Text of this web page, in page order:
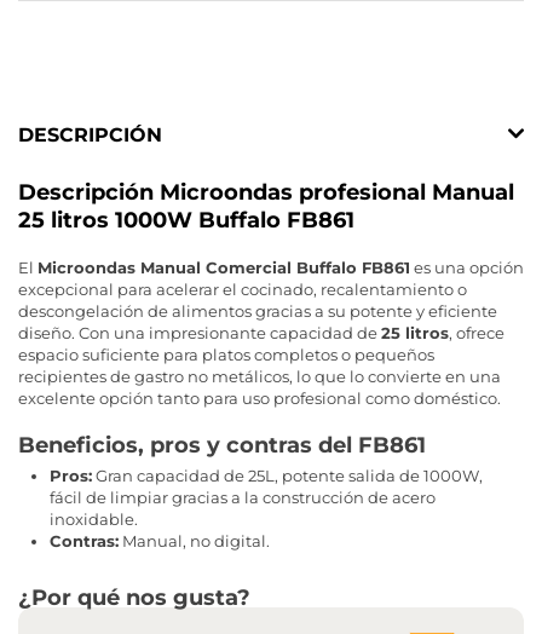
DESCRIPCIÓN
Descripción Microondas profesional Manual
25 litros 1000W Buffalo FB861
El Microondas Manual Comercial Buffalo FB861 es una opción
excepcional para acelerar el cocinado, recalentamiento o
descongelación de alimentos gracias a su potente y eficiente
diseño. Con una impresionante capacidad de25 litros, ofrece
espacio suficiente para platos completos o pequeños
recipientes de gastro no metálicos, lo que lo convierte en una
excelente opción tanto para uso profesional como doméstico.
Beneficios, pros y contras del FB861
Pros:Gran capacidad de 25L, potente salida de 1000W,
fácil de limpiar gracias a la construcción de acero
inoxidable.
Contras: Manual, no digital.
¿Por qué nos gusta?